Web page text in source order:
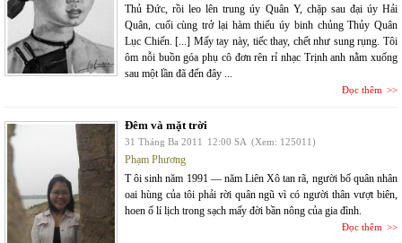
Thủ Đức, rồi leo lên trung úy Quân Y, chặp sau đại úy Hải
Quân, cuối cùng trở lại hàm thiếu úy binh chủng Thủy Quân
Lục Chiến. [...] Mấy tay này, tiếc thay, chết như sung rụng. Tôi
ôm nỗi buồn góa phụ cô đơn rên rỉ nhạc Trịnh anh nằm xuống
sau một lần đã đến đây ...
Đọc thêm
Đêm và mặt trời
31 Tháng Ba 2011 12:00 SA (Xem: 125011)
Phạm Phương
T ôi sinh năm 1991 — năm Liên Xô tan rã, người bố quân nhân
oai hùng của tôi phải rời quân ngũ vì có người thân vượt biên,
hoen ố lí lịch trong sạch mấy đời bần nông của gia đình.
Đọc thêm